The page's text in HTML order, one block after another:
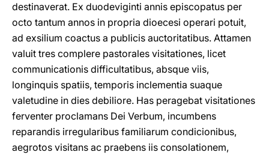
destinaverat. Ex duodeviginti annis episcopatus per
octo tantum annos in propria dioecesi operari potuit,
ad exsilium coactus a publicis auctoritatibus. Attamen
valuit tres complere pastorales visitationes, licet
communicationis difficultatibus, absque viis,
longinquis spatiis, temporis inclementia suaque
valetudine in dies debiliore. Has peragebat visitationes
ferventer proclamans Dei Verbum, incumbens
reparandis irregularibus familiarum condicionibus,
aegrotos visitans ac praebens iis consolationem,